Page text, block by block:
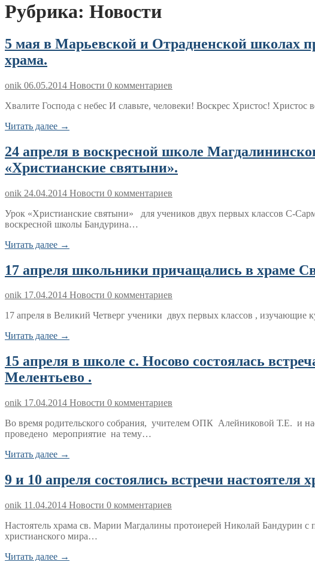
Рубрика: Новости
5 мая в Марьевской и Отрадненской школах
храма.
onik 06.05.2014 Новости 0 комментариев
Хвалите Господа с небес И славьте, человеки! Воскрес Христос!
Читать далее →
24 апреля в воскресной школе
«Христианские святыни».
onik 24.04.2014 Новости 0 комментариев
Урок «Христианские святыни» для учеников двух первых классов С-
воскресной школы Бандурина…
Читать далее →
17 апреля школьники причащались в храме
onik 17.04.2014 Новости 0 комментариев
17 апреля в Великий Четверг ученики двух первых классов ,
Читать далее →
15 апреля в школе с. Носово состоялась
Мелентьево .
onik 17.04.2014 Новости 0 комментариев
Во время родительского собрания, учителем ОПК Алейниковой Т.Е. и
проведено мероприятие на тему…
Читать далее →
9 и 10 апреля состоялись встречи
onik 11.04.2014 Новости 0 комментариев
Настоятель храма св. Марии Магдалины протоиерей Николай Бандурин
христианского мира…
Читать далее →